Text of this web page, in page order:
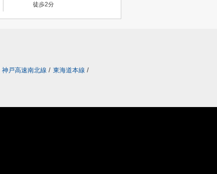
徒歩2分
神戸高速南北線 / 東海道本線 /